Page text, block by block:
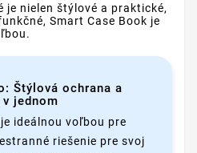
je nielen štýlové a praktické,
Smart Case Book je
Štýlová ochrana a
jednom
ideálnou voľbou pre
riešenie pre svoj